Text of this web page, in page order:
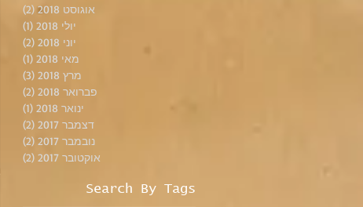
אוגוסט 2018
(2)
יולי 2018
(1)
יוני 2018
(2)
מאי 2018
(1)
מרץ 2018
(3)
פברואר 2018
(2)
ינואר 2018
(1)
דצמבר 2017
(2)
נובמבר 2017
(2)
אוקטובר 2017
(2)
Search By Tags